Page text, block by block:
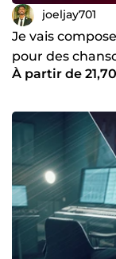
joeljay701
Je vais
pour des
À partir de